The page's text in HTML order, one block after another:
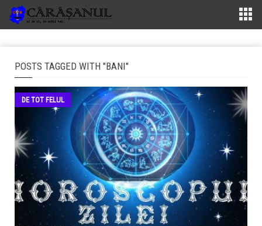
POSTS TAGGED WITH "BANI"
DE TOT FELUL